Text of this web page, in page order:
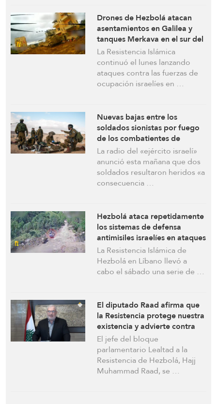
Drones de Hezbolá atacan
asentamientos en Galilea y
tanques Merkava en el sur del
Líbano
La Resistencia Islámica
continuó el lunes lanzando
ataques contra las fuerzas de
ocupación israelíes en …
Nuevas bajas entre los
soldados sionistas por fuego
de los combatientes de
Hezbolá
La radio del «ejército israelí»
anunció esta mañana que dos
soldados resultaron heridos «a
consecuencia …
Hezbolá ataca repetidamente
los sistemas de defensa
antimisiles israelíes en ataques
coordinados
La Resistencia Islámica de
Hezbolá en Líbano llevó a
cabo el sábado una serie de …
El diputado Raad afirma que
la Resistencia protege nuestra
existencia y advierte contra
apostar por los hipócritas
internacionales
El jefe del bloque
parlamentario Lealtad a la
Resistencia de Hezbolá, Hajj
Muhammad Raad, se …